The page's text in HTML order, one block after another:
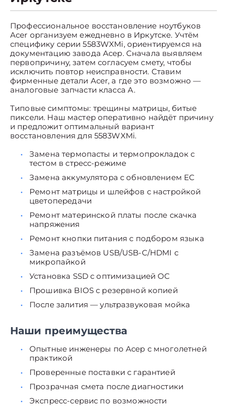
Профессиональное восстановление ноутбуков
Acer организуем ежедневно в Иркутске. Учтём
специфику серии 5583WXMi, ориентируемся на
документацию завода Асер. Сначала выявляем
первопричину, затем согласуем смету, чтобы
исключить повтор неисправности. Ставим
фирменные детали Acer, а где это возможно —
аналоговые запчасти класса A.
Типовые симптомы: трещины матрицы, битые
пиксели. Наш мастер оперативно найдёт причину
и предложит оптимальный вариант
восстановления для 5583WXMi.
Замена термопасты и термопрокладок с
тестом в стресс-режиме
Замена аккумулятора с обновлением EC
Ремонт матрицы и шлейфов с настройкой
цветопередачи
Ремонт материнской платы после скачка
напряжения
Ремонт кнопки питания с подбором языка
Замена разъёмов USB/USB-C/HDMI с
микропайкой
Установка SSD с оптимизацией ОС
Прошивка BIOS с резервной копией
После залития — ультразвуковая мойка
Наши преимущества
Опытные инженеры по Асер с многолетней
практикой
Проверенные поставки с гарантией
Прозрачная смета после диагностики
Экспресс-сервис по возможности